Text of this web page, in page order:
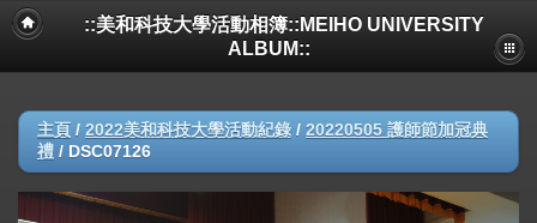
::美和科技大學活動相簿::MEIHO UNIVERSITY
ALBUM::
主頁 / 2022美和科技大學活動紀錄 / 20220505 護師節加冠典
禮 / DSC07126